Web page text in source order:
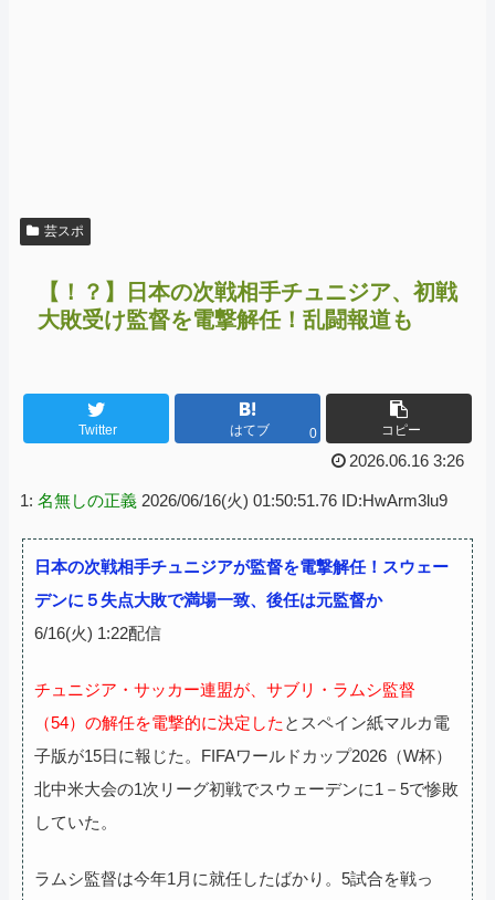
芸スポ
【！？】日本の次戦相手チュニジア、初戦
大敗受け監督を電撃解任！乱闘報道も
Twitter はてブ 0 コピー
2026.06.16 3:26
1: 名無しの正義 2026/06/16(火) 01:50:51.76 ID:HwArm3lu9
日本の次戦相手チュニジアが監督を電撃解任！スウェー
デンに５失点大敗で満場一致、後任は元監督か
6/16(火) 1:22配信
チュニジア・サッカー連盟が、サブリ・ラムシ監督
（54）の解任を電撃的に決定した とスペイン紙マルカ電
子版が15日に報じた。FIFAワールドカップ2026（W杯）
北中米大会の1次リーグ初戦でスウェーデンに1－5で惨敗
していた。
ラムシ監督は今年1月に就任したばかり。5試合を戦っ